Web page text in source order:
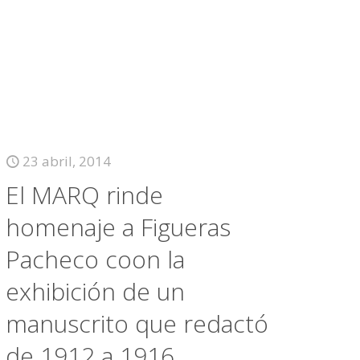
23 abril, 2014
El MARQ rinde
homenaje a Figueras
Pacheco coon la
exhibición de un
manuscrito que redactó